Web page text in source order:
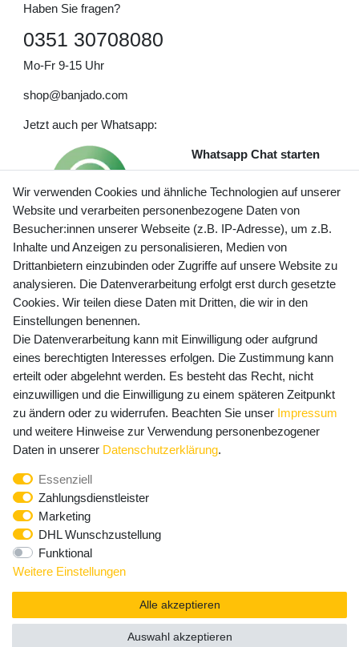
Haben Sie fragen?
0351 30708080
Mo-Fr 9-15 Uhr
shop@banjado.com
Jetzt auch per Whatsapp:
Whatsapp Chat starten
Preisangaben inkl. gesetzl. MwSt. und zzgl. Service- und
Versandkosten
Newsletter Anmeldung - Keine Angebote
mehr verpassen!
E-MAIL **
Newsletter
Honig
Hiermit bestätige ich, dass ich dieDaten­schutz­erklärung
widerrufen.**
Abonnieren
** Hierbei handelt es sich um ein Pflichtfeld.
Wir verwenden Cookies und ähnliche Technologien auf unserer
Website und verarbeiten personenbezogene Daten von
Besucher:innen unserer Webseite (z.B. IP-Adresse), um z.B.
Inhalte und Anzeigen zu personalisieren, Medien von
Drittanbietern einzubinden oder Zugriffe auf unsere Website zu
analysieren. Die Datenverarbeitung erfolgt erst durch gesetzte
Cookies. Wir teilen diese Daten mit Dritten, die wir in den
Einstellungen benennen.
Die Datenverarbeitung kann mit Einwilligung oder aufgrund
eines berechtigten Interesses erfolgen. Die Zustimmung kann
erteilt oder abgelehnt werden. Es besteht das Recht, nicht
einzuwilligen und die Einwilligung zu einem späteren Zeitpunkt
zu ändern oder zu widerrufen. Beachten Sie unser Impressum
und weitere Hinweise zur Verwendung personenbezogener
Daten in unserer Daten­schutz­erklärung.
Essenziell
Zahlungsdienstleister
Marketing
DHL Wunschzustellung
Funktional
Weitere Einstellungen
Alle akzeptieren
Auswahl akzeptieren